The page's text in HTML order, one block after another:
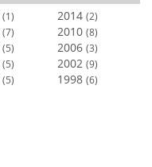
(1) 2014 (2)
(7) 2010 (8)
(5) 2006 (3)
(5) 2002 (9)
(5) 1998 (6)